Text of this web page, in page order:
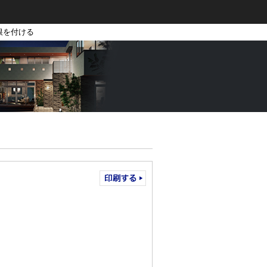
を付ける